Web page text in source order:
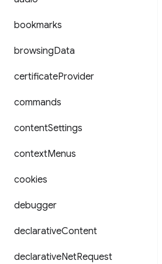
bookmarks
browsingData
certificateProvider
commands
contentSettings
contextMenus
cookies
debugger
declarativeContent
declarativeNetRequest